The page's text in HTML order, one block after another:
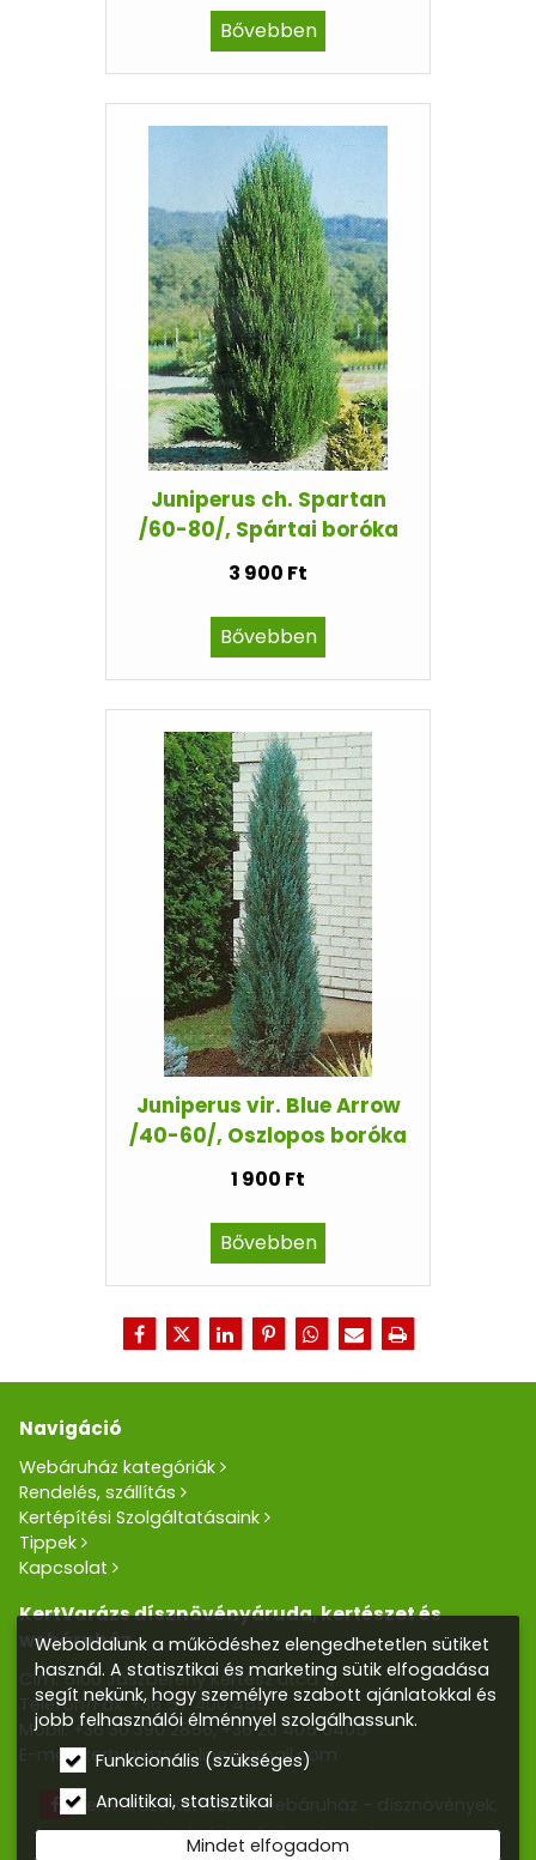
Bővebben
Juniperus ch. Spartan
/60-80/, Spártai boróka
3 900 Ft
Bővebben
Juniperus vir. Blue Arrow
/40-60/, Oszlopos boróka
1 900 Ft
Bővebben
Navigáció
Webáruház kategóriák
Rendelés, szállítás
Kertépítési Szolgáltatásaink
Tippek
Kapcsolat
KertVarázs dísznövényáruda, kertészet és
webáruház
Cím: 5100 Jászberény Kertész utca 5.
Telefon/Fax: +36 57 400 455
Mobil:+36 30 390 2856,+36 20 405 0405
E-mail:kertvarazs.online@gmail.com
Kertvarázs Kertészeti webáruház - dísznövények,
kerti tó, öntözőrendszerek
Weboldalunk a működéshez elengedhetetlen sütiket
használ. A statisztikai és marketing sütik elfogadása
segít nekünk, hogy személyre szabott ajánlatokkal és
jobb felhasználói élménnyel szolgálhassunk.
Funkcionális (szükséges)
Analitikai, statisztikai
Mindet elfogadom